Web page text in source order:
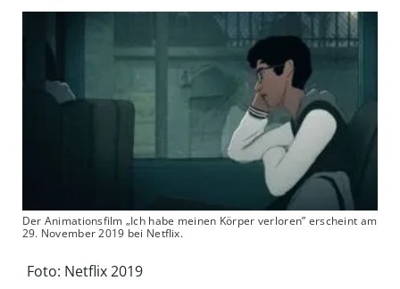
Der Animationsfilm „Ich habe meinen Körper verloren” erscheint am
29. November 2019 bei Netflix.
Foto: Netflix 2019